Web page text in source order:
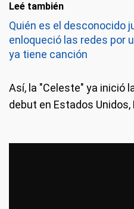
Leé también
Quién es el desconocido
enloqueció las redes por
ya tiene canción
Así, la "Celeste" ya inició
debut en Estados Unidos,